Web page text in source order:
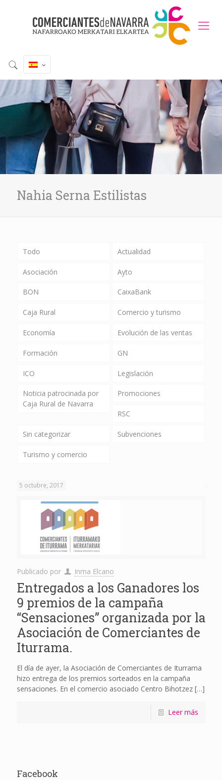
Nahia Serna Estilistas
Todo Actualidad
Asociación Ayto
BON CaixaBank
Caja Rural Comercio y turismo
Economía Evolución de las ventas
Formación GN
ICO Legislación
Noticia patrocinada por
Caja Rural de Navarra
Promociones
RSC
Sin categorizar Subvenciones
Turismo y comercio
5 octubre, 2017
Publicado por Inma Elcano
Entregados a los Ganadores los
9 premios de la campaña
“Sensaciones” organizada por la
Asociación de Comerciantes de
Iturrama.
El día de ayer, la Asociación de Comerciantes de Iturrama
hizo entrega de los premios sorteados en la campaña
sensaciones. En el comercio asociado Centro Bihotzez[…]
Leer más
Facebook